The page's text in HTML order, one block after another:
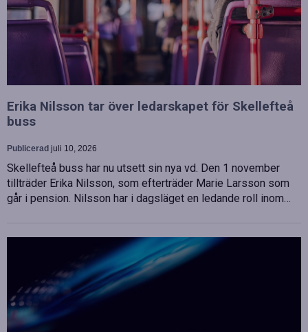
Erika Nilsson tar över ledarskapet för Skellefteå
buss
Publicerad juli 10, 2026
Skellefteå buss har nu utsett sin nya vd. Den 1 november
tillträder Erika Nilsson, som efterträder Marie Larsson som
går i pension. Nilsson har i dagsläget en ledande roll inom…